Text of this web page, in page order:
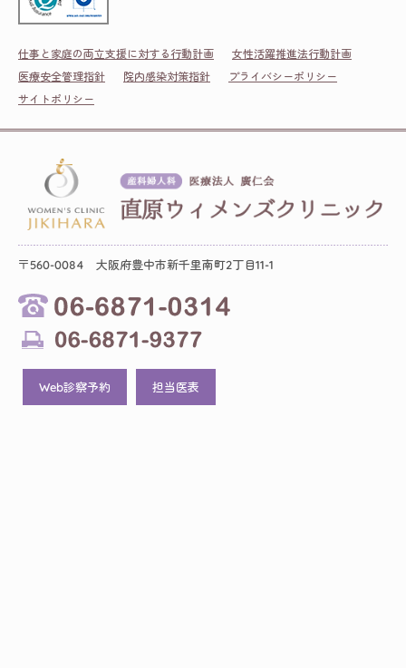
仕事と家庭の両立支援に対する行動計画
女性活躍推進法行動計画
医療安全管理指針
院内感染対策指針
プライバシーポリシー
サイトポリシー
〒560-0084 大阪府豊中市新千里南町2丁目11-1
Web診察予約 担当医表